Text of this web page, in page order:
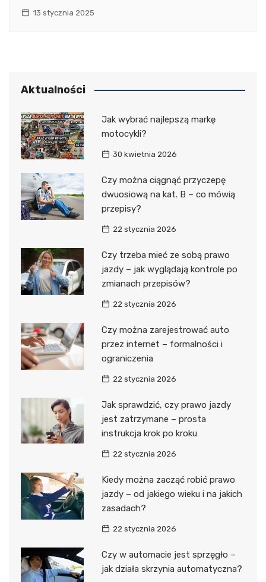
13 stycznia 2025
Aktualności
Jak wybrać najlepszą markę
motocykli?
30 kwietnia 2026
Czy można ciągnąć przyczepę
dwuosiową na kat. B – co mówią
przepisy?
22 stycznia 2026
Czy trzeba mieć ze sobą prawo
jazdy – jak wyglądają kontrole po
zmianach przepisów?
22 stycznia 2026
Czy można zarejestrować auto
przez internet – formalności i
ograniczenia
22 stycznia 2026
Jak sprawdzić, czy prawo jazdy
jest zatrzymane – prosta
instrukcja krok po kroku
22 stycznia 2026
Kiedy można zacząć robić prawo
jazdy – od jakiego wieku i na jakich
zasadach?
22 stycznia 2026
Czy w automacie jest sprzęgło –
jak działa skrzynia automatyczna?